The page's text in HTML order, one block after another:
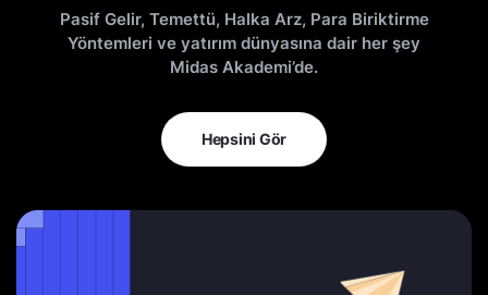
Pasif Gelir, Temettü, Halka Arz, Para Biriktirme
Yöntemleri ve yatırım dünyasına dair her şey
Midas Akademi’de.
Hepsini Gör